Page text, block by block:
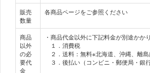
販売
数量
各商品ページをご参照ください
商品
以外
の必
要代
金
・商品代金以外に下記料金が別途かかり
１．消費税
２．送料：無料※北海道、沖縄、離島
３．後払い（コンビニ・郵便局・銀